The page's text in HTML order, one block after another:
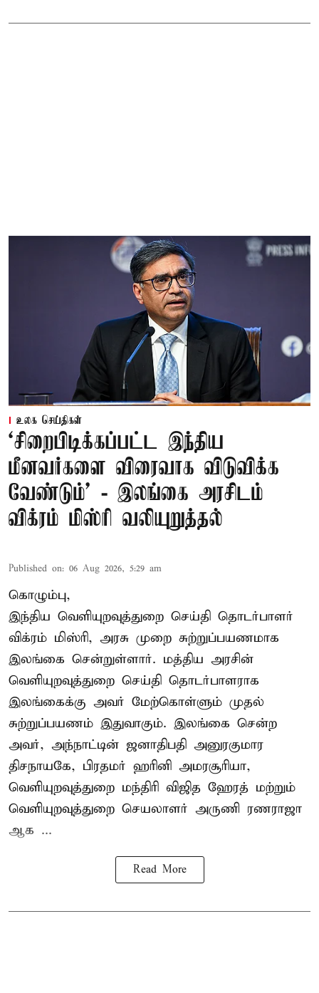
உலக செய்திகள்
‘சிறைபிடிக்கப்பட்ட இந்திய
மீனவர்களை விரைவாக விடுவிக்க
வேண்டும்' - இலங்கை அரசிடம்
விக்ரம் மிஸ்ரி வலியுறுத்தல்
Published on: 06 Aug 2026, 5:29 am
கொழும்பு,
இந்திய வெளியுறவுத்துறை செய்தி தொடர்பாளர்
விக்ரம் மிஸ்ரி, அரசு முறை சுற்றுப்பயணமாக
இலங்கை சென்றுள்ளார். மத்திய அரசின்
வெளியுறவுத்துறை செய்தி தொடர்பாளராக
இலங்கைக்கு அவர் மேற்கொள்ளும் முதல்
சுற்றுப்பயணம் இதுவாகும். இலங்கை சென்ற
அவர், அந்நாட்டின் ஜனாதிபதி அனுரகுமார
திசநாயகே, பிரதமர் ஹரினி அமரசூரியா,
வெளியுறவுத்துறை மந்திரி விஜித ஹேரத் மற்றும்
வெளியுறவுத்துறை செயலாளர் அருணி ரணராஜா
ஆக ...
Read More